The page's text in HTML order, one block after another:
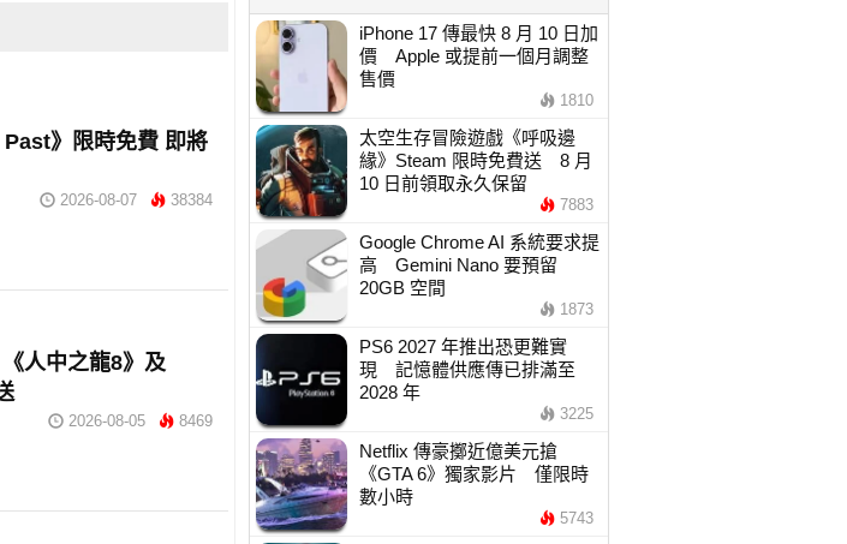
》限時免費 即將
2026-08-07 38384
人中之龍8》及
2026-08-05 8469
iPhone 17 傳最快 8 月 10 日加
價 Apple 或提前一個月調整
售價
1810
太空生存冒險遊戲《呼吸邊
緣》Steam 限時免費送 8 月
10 日前領取永久保留
7883
Google Chrome AI 系統要求提
高 Gemini Nano 要預留
20GB 空間
1873
PS6 2027 年推出恐更難實
現 記憶體供應傳已排滿至
2028 年
3225
Netflix 傳豪擲近億美元搶
《GTA 6》獨家影片 僅限時
數小時
5743